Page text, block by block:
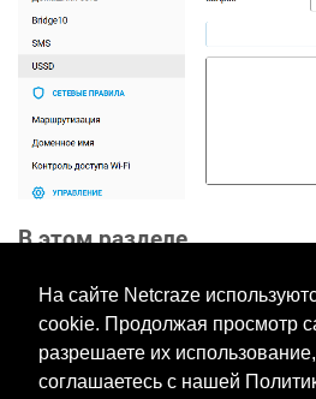
На сайте Netcraze
cookie. Продолжая просмотр
разрешаете их
соглашаетесь с нашей
В этом разделе
Хотите
Нажмите здесь,